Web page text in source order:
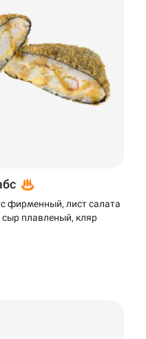
фирменный, лист салата
плавленый, кляр